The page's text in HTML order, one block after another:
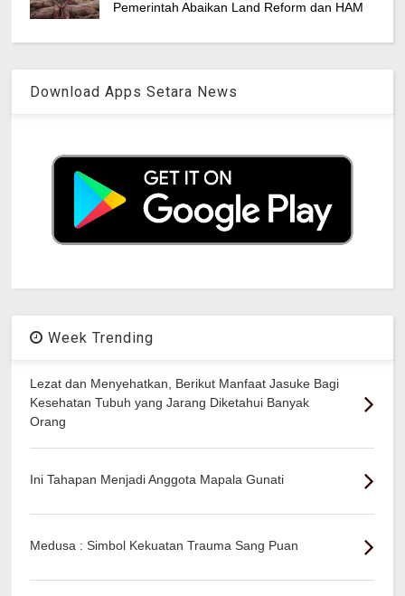
Pemerintah Abaikan Land Reform dan HAM
Download Apps Setara News
Week Trending
Lezat dan Menyehatkan, Berikut Manfaat Jasuke Bagi
Kesehatan Tubuh yang Jarang Diketahui Banyak
Orang
Ini Tahapan Menjadi Anggota Mapala Gunati
Medusa : Simbol Kekuatan Trauma Sang Puan